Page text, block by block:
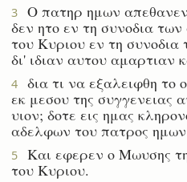
3
Ο πατηρ ημων
δεν ητο εν τη συνοδια
του Κυριου εν τη
δι' ιδιαν αυτου αμαρτιαν
4
δια τι να εξαλειφθη
εκ μεσου της συγγενειας
υιον; δοτε εις ημας
αδελφων του πατρος
5
Και εφερεν ο Μωυσης
του Κυριου.